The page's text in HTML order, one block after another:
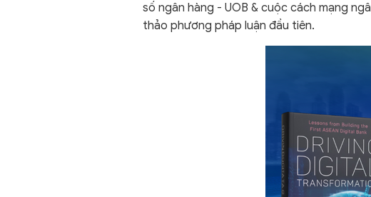
số ngân hàng - UOB & cuộc cách mạng
thảo phương pháp luận đầu tiên.